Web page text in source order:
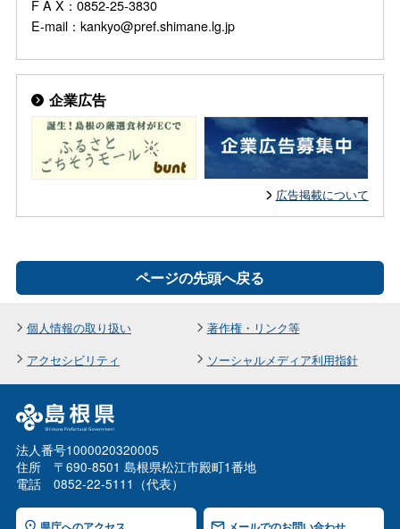
F A X：0852-25-3830
E-mail：kankyo@pref.shimane.lg.jp
企業広告
広告掲載について
ページの先頭へ戻る
個人情報の取り扱い
著作権・リンク等
アクセシビリティ
ソーシャルメディア利用指針
法人番号1000020320005
住所 〒690-8501 島根県松江市殿町1番地
電話 0852-22-5111（代表）